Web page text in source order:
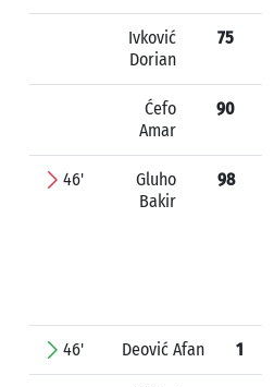
Ivković
Dorian
75
Ćefo
Amar
90
46'
Gluho
Bakir
98
46' Deović Afan 1